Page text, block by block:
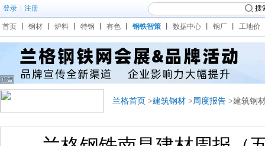
登录 注册 搜
首页 钢材 炉料 特钢 有色 钢铁智策 数据中心 钢厂 工地价
兰格首页 >建筑钢材 >周度报告 >建筑钢